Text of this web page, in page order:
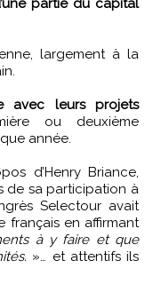
partie du capital
largement à la
avec leurs projets
ou deuxième
année.
d’Henry Briance,
de sa participation à
Selectour avait
français en affirmant
à y faire et que
»… et attentifs ils